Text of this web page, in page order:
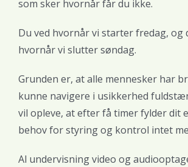
som sker hvornår får du ikke.
Du ved hvornår vi starter fredag, og
hvornår vi slutter søndag.
Grunden er, at alle mennesker har
kunne navigere i usikkerhed
vil opleve, at efter få timer fylder dit
behov for styring og kontrol intet
Al undervisning video og